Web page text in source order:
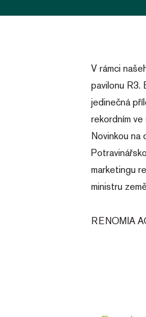
V rámci
pavilonu R3.
jedinečná
rekordním
Novinkou na
marketingu
ministru
RENOMIA